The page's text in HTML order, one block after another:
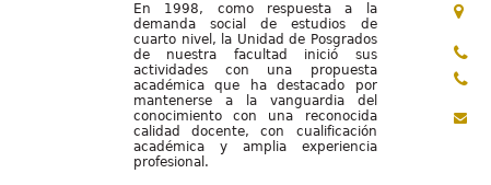
En 1998, como respuesta a la
demanda social de estudios de
cuarto nivel, la Unidad de Posgrados
de nuestra facultad inició sus
actividades con una propuesta
académica que ha destacado por
mantenerse a la vanguardia del
conocimiento con una reconocida
calidad docente, con cualificación
académica y amplia experiencia
profesional.